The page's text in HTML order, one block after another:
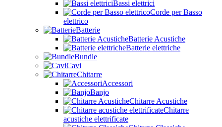
Bassi elettrici
Corde per Basso
elettrico
Batterie
Batterie Acustiche
Batterie elettriche
Bundle
Cavi
Chitarre
Accessori
Banjo
Chitarre Acustiche
Chitarre
acustiche elettrificate